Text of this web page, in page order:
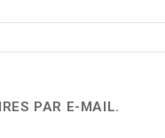
PAR E-MAIL.